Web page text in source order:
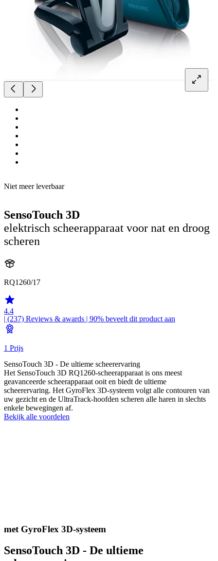
Niet meer leverbaar
SensoTouch 3D
elektrisch scheerapparaat voor nat en droog
scheren
RQ1260/17
4.4
| (237) Reviews & awards | 90% beveelt dit product aan
1 Prijs
SensoTouch 3D - De ultieme scheerervaring
Het SensoTouch 3D RQ1260-scheerapparaat is ons meest
geavanceerde scheerapparaat ooit en biedt de ultieme
scheerervaring. Het GyroFlex 3D-systeem volgt alle contouren van
uw gezicht en de UltraTrack-hoofden scheren alle haren in slechts
enkele bewegingen af.
Bekijk alle voordelen
met GyroFlex 3D-systeem
SensoTouch 3D - De ultieme